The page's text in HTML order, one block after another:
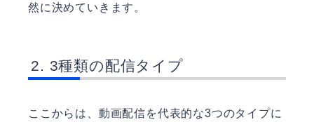
然に決めていきます。
3種類の配信タイプ
ここからは、動画配信を代表的な3つのタイプに